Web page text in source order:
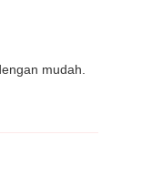
mudah.